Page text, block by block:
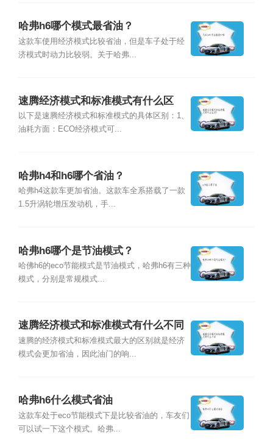
哈弗h6哪个模式最省油？
这款车使用经济模式比较省油，但是车子处于经
济模式时动力比较弱。关于哈弗...
速腾经济模式和标准模式有什么区
别？
以下是速腾经济模式和标准模式的具体区别：1、
油耗方面：ECO经济模式可...
哈弗h4和h6哪个省油？
哈弗h4这款车更加省油。这款车全系搭载了一款
1.5升涡轮增压发动机，手...
哈弗h6哪个是节油模式？
哈佛h6的eco节能模式是节油模式，哈弗h6有三种
模式，分别是常规模式...
速腾经济模式和标准模式有什么不同
速腾的经济模式和标准模式最大的区别就是经济
模式会更加省油，因此油门的响...
哈弗h6什么模式省油
这款车处于eco节能模式下是比较省油的，车友们
可以试一下这个模式。哈弗...